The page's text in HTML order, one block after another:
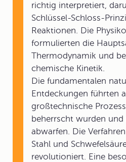
richtig interpretiert,
Schlüssel-Schloss-
Reaktionen. Die
formulierten die
Thermodynamik und
chemische Kinetik.
Die fundamentalen
Entdeckungen führten
großtechnische
beherrscht wurden und
abwarfen. Die
Stahl und
revolutioniert. Eine